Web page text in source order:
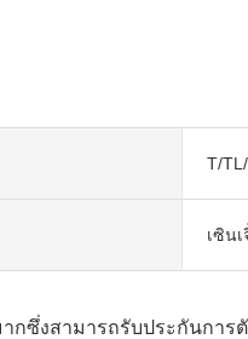
T/
เซิน
กซึ่งสามารถรับประกันกา